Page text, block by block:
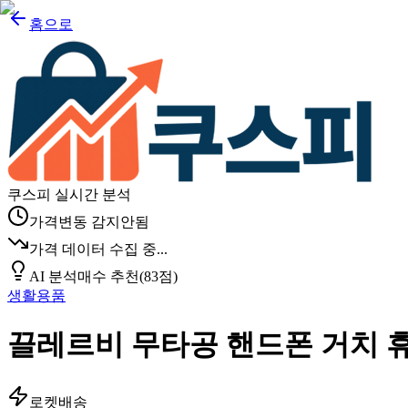
홈으로
쿠스피 실시간 분석
가격변동 감지안됨
가격 데이터 수집 중...
AI 분석매수 추천(83점)
생활용품
끌레르비 무타공 핸드폰 거치
로켓배송